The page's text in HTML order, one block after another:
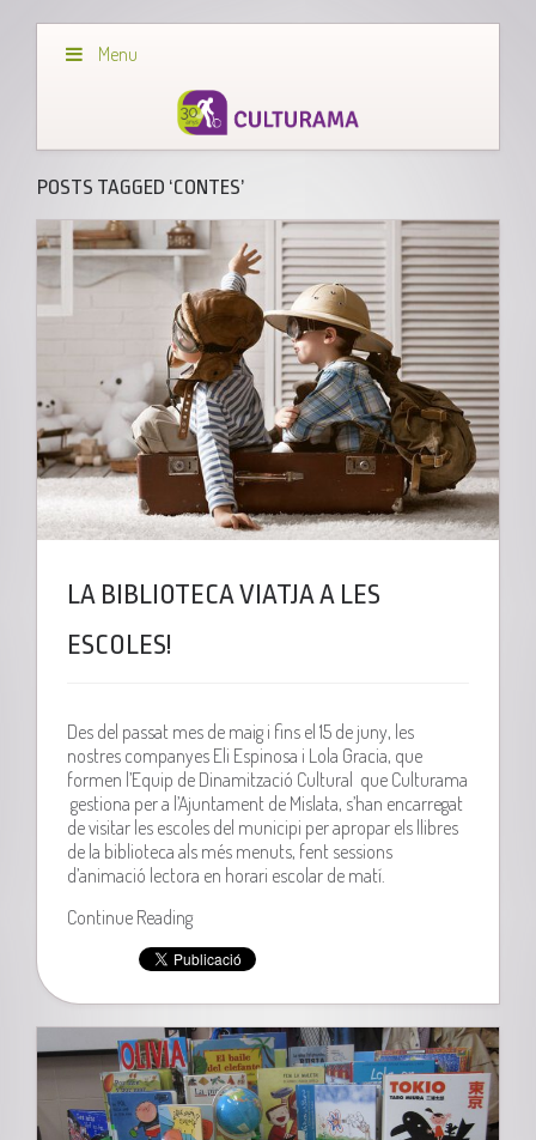
Menu
POSTS TAGGED ‘CONTES’
LA BIBLIOTECA VIATJA A LES
ESCOLES!
Des del passat mes de maig i fins el 15 de juny, les
nostres companyes Eli Espinosa i Lola Gracia, que
formen l’Equip de Dinamització Cultural que Culturama
gestiona per a l’Ajuntament de Mislata, s’han encarregat
de visitar les escoles del municipi per apropar els llibres
de la biblioteca als més menuts, fent sessions
d’animació lectora en horari escolar de matí.
Continue Reading